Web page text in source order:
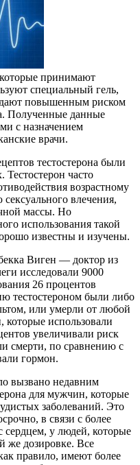
принимают
специальный гель,
повышенным риском
Полученные данные
с назначением
врачи.
тестостерона были
часто
возрастному
влечения,
массы. Но
использования такой
известны и изучены.
Виген — доктор из
исследовали 9000
26 процентов
тестостероном были либо
или умерли от любой
использовали
увеличивали риск
смерти, по сравнению с
гормон.
вызвано недавним
для мужчин, которые
заболеваний. Это
в связи с более
сердцем, у людей, которые
же дозировке. Все
правило, имеют более